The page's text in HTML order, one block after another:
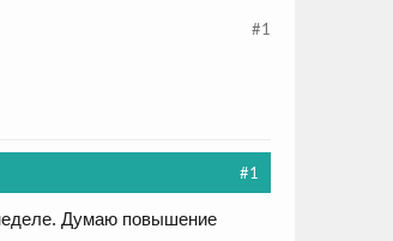
#1
#1
Думаю повышение